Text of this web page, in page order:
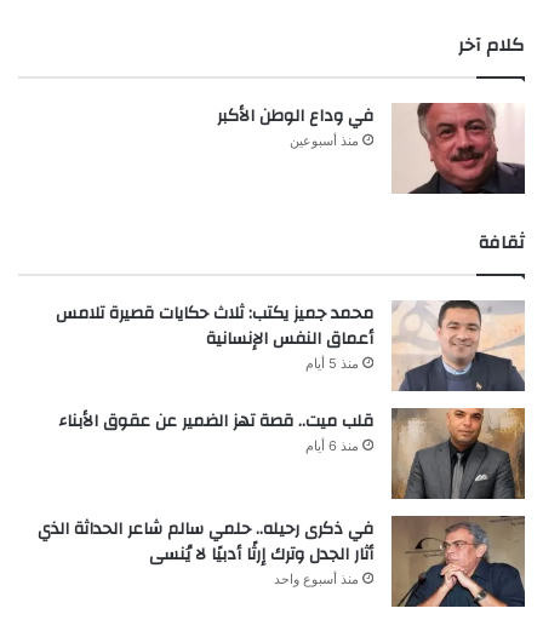
كلام آخر
في وداع الوطن الأكبر
منذ أسبوعين
ثقافة
محمد جميز يكتب: ثلاث حكايات قصيرة تلامس
أعماق النفس الإنسانية
منذ 5 أيام
قلب ميت.. قصة تهز الضمير عن عقوق الأبناء
منذ 6 أيام
في ذكرى رحيله.. حلمي سالم شاعر الحداثة الذي
أثار الجدل وترك إرثًا أدبيًا لا يُنسى
منذ أسبوع واحد